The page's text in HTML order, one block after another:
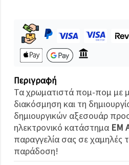
Αποδέχομαι
όλα!
Ρυθμίσεις
Περιγραφή
Τα χρωματιστά πομ-πομ με
διακόσμηση και τη
δημιουργικών αξεσουάρ
ηλεκτρονικό κατάστημα EM
παραγγελία σας σε χαμηλές
παράδοση!